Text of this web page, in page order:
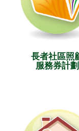
長者社區照
服務券計劃